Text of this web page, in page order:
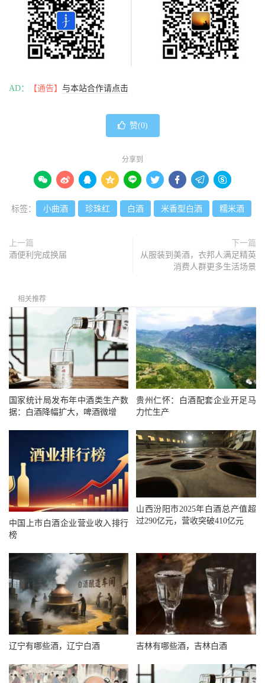
AD： 【通告】 与本站合作请点击
赞(0)
分享到
        
标签： 小曲酒 珍珠红 白酒 米香型白酒 糯米酒
上一篇
酒便利完成换届
下一篇
从服装到美酒，衣邦人满足精英
消费人群更多生活场景
相关推荐
国家统计局发布年中酒类生产数
据：白酒降幅扩大，啤酒微增
贵州仁怀：白酒配套企业开足马
力忙生产
中国上市白酒企业营业收入排行
榜
山西汾阳市2025年白酒总产值超
过290亿元，营收突破410亿元
辽宁有哪些酒，辽宁白酒 吉林有哪些酒，吉林白酒